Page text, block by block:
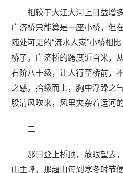
相较于大江大河上日益增
广济桥只能算是一座小桥，但
随处可见的“流水人家”小桥相
桥了。广济桥的跨度近百米，
石阶八十级，让人行至桥前，
之感。拾级而上，胸中浮躁之
股清风吹来，风里夹杂着运河
二
那日登上桥顶，放眼望去
山主峰，那超山每到寒冬时节